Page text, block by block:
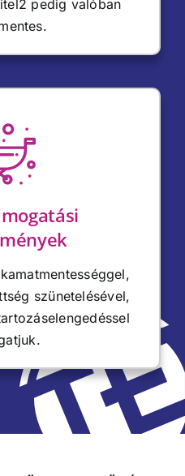
pedig valóban
szünetelésével,